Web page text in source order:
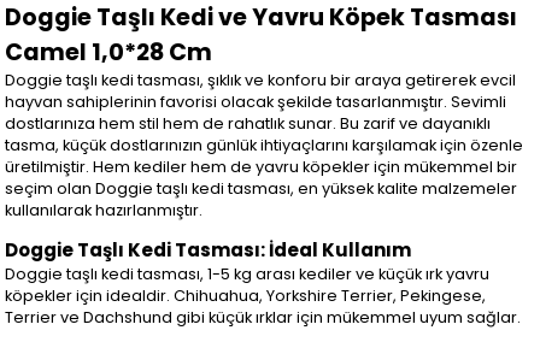
Doggie Taşlı Kedi ve Yavru Köpek Tasması
Camel 1,0*28 Cm
Doggie taşlı kedi tasması, şıklık ve konforu bir araya getirerek evcil
hayvan sahiplerinin favorisi olacak şekilde tasarlanmıştır. Sevimli
dostlarınıza hem stil hem de rahatlık sunar. Bu zarif ve dayanıklı
tasma, küçük dostlarınızın günlük ihtiyaçlarını karşılamak için özenle
üretilmiştir. Hem kediler hem de yavru köpekler için mükemmel bir
seçim olan Doggie taşlı kedi tasması, en yüksek kalite malzemeler
kullanılarak hazırlanmıştır.
Doggie Taşlı Kedi Tasması: İdeal Kullanım
Doggie taşlı kedi tasması, 1-5 kg arası kediler ve küçük ırk yavru
köpekler için idealdir. Chihuahua, Yorkshire Terrier, Pekingese,
Terrier ve Dachshund gibi küçük ırklar için mükemmel uyum sağlar.